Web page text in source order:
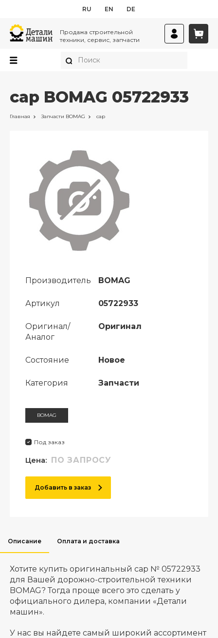
RU EN DE
Продажа строительной
техники, сервис, запчасти
cap BOMAG 05722933
Главная Запчасти BOMAG cap
Производитель BOMAG
Артикул 05722933
Оригинал/
Аналог
Оригинал
Состояние Новое
Категория Запчасти
BOMAG
Под заказ
Цена: ПО ЗАПРОСУ
Добавить в заказ
Описание Оплата и доставка
Хотите купить оригинальный cap № 05722933
для Вашей дорожно-строительной техники
BOMAG? Тогда проще всего это сделать у
официального дилера, компании «Детали
машин».
У нас вы найдете самый широкий ассортимент